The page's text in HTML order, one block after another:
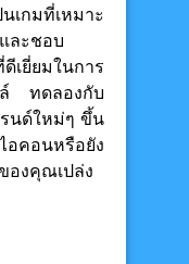
กมที่เหมาะ
ละชอบ
เยี่ยมในการ
ล์ ทดลองกับ
นด์ใหม่ๆ ขึ้น
อคอนหรือยัง
องคุณเปล่ง